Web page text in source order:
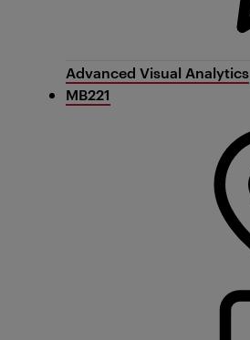
Advanced Visual Analytics
MB221